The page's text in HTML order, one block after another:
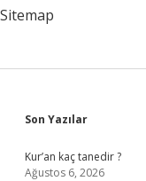
Sitemap
Sidebar
Son Yazılar
Kur’an kaç tanedir ?
Ağustos 6, 2026